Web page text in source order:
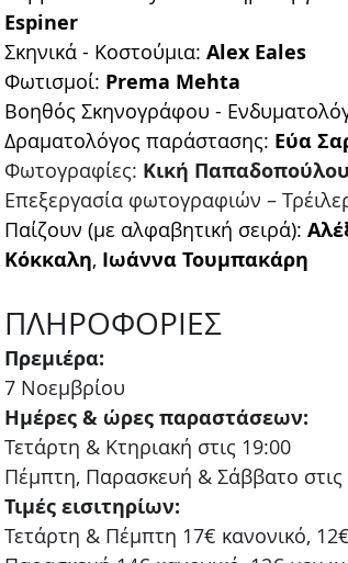
Espiner
Σκηνικά - Κοστούμια: Alex Eales
Φωτισμοί: Prema Mehta
Βοηθός Σκηνογράφου -
Δραματολόγος παράστασης: Εύα
Φωτογραφίες: Κική Παπαδοπούλου
Επεξεργασία φωτογραφιών –
Παίζουν (με αλφαβητική σειρά):
Κόκκαλη, Ιωάννα Τουμπακάρη
ΠΛΗΡΟΦΟΡΙΕΣ
Πρεμιέρα:
7 Νοεμβρίου
Ημέρες & ώρες παραστάσεων:
Τετάρτη & Κτηριακή στις 19:00
Πέμπτη, Παρασκευή & Σάββατο στις
Τιμές εισιτηρίων:
Τετάρτη & Πέμπτη 17€ κανονικό,